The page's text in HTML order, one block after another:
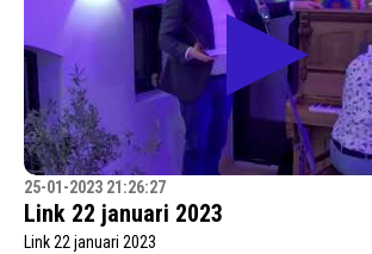
25-01-2023 21:26:27
Link 22 januari 2023
Link 22 januari 2023